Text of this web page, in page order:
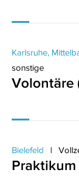
Karlsruhe,
sonstige
Volontäre
Bielefeld